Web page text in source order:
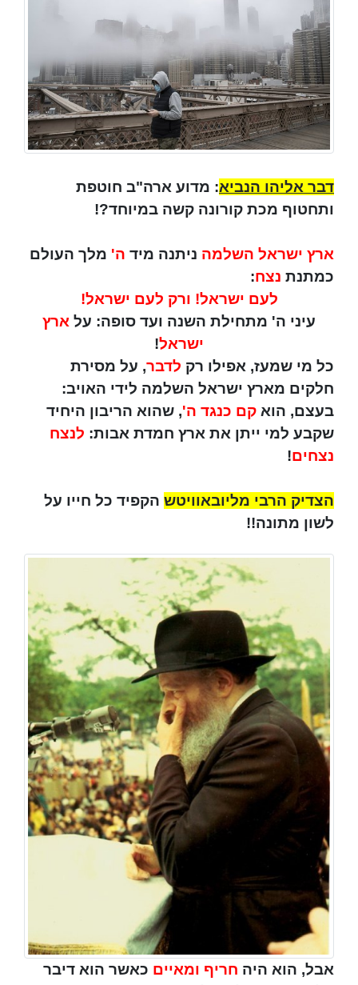
דבר אליהו הנביא: מדוע ארה"ב חוטפת
ותחטוף מכת קורונה קשה במיוחד?!
ארץ ישראל השלמה ניתנה מיד ה' מלך העולם
כמתנת נצח:
לעם ישראל! ורק לעם ישראל!
עיני ה' מתחילת השנה ועד סופה: על ארץ
ישראל!
כל מי שמעז, אפילו רק לדבר, על מסירת
חלקים מארץ ישראל השלמה לידי האויב:
בעצם, הוא קם כנגד ה', שהוא הריבון היחיד
שקבע למי ייתן את ארץ חמדת אבות: לנצח
נצחים!
הצדיק הרבי מליובאוויטש הקפיד כל חייו על
לשון מתונה!!
אבל, הוא היה חריף ומאיים כאשר הוא דיבר